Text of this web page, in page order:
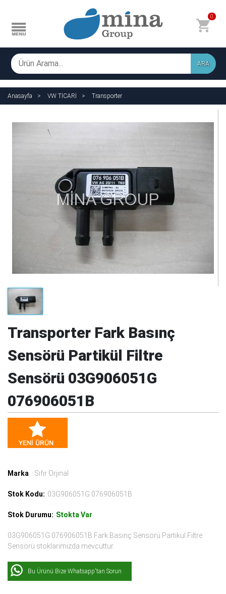
0
ARA
Anasayfa VW TİCARİ Transporter
Transporter Fark Basınç
Sensörü Partikül Filtre
Sensörü 03G906051G
076906051B
Marka : Sıfır Orjinal
Stok Kodu: 03G906051G 076906051B
Stok Durumu: Stokta Var
03G906051G 076906051B Fark Basınç Sensörü Partikül Filtre
Sensörü stoklarımızda mevcuttur.
Bu Ürünü Bize Whatsapp'tan Sorun